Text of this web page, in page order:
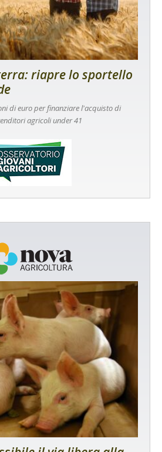
riapre lo sportello
di euro per finanziare l'acquisto di
agricoli under 41